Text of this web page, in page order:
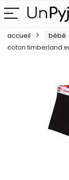
accueil bébé
coton timberland